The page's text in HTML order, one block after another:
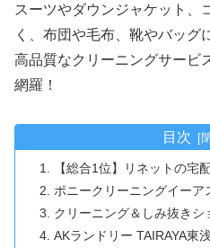
スーツやダウンジャケット、
く、布団や毛布、靴やバッグ
高品質なクリーニングサービ
網羅！
目次
【総合1位】リネットの宅
ポニークリーニングイーア
クリーニング＆しみ抜きシ
AKランドリー TAIRAYA東